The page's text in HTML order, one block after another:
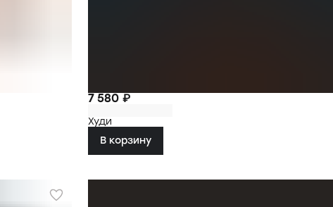
7 580 ₽
Худи
В корзину